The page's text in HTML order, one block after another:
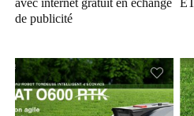
avec internet gratuit en échange
de publicité